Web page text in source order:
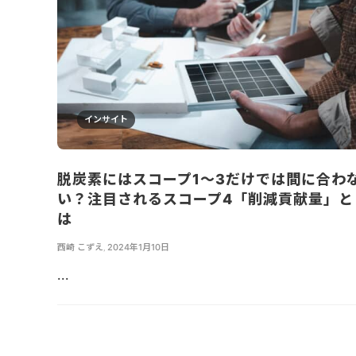
インサイト
脱炭素にはスコープ1〜3だけでは間に合わ
い？注目されるスコープ4「削減貢献量」と
は
西崎 こずえ, 2024年1月10日
...